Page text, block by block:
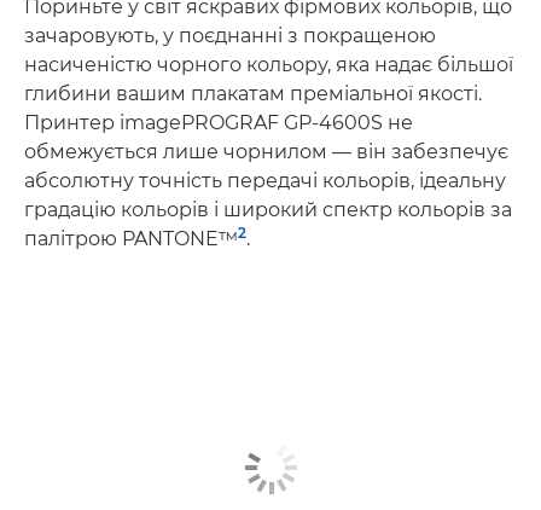
Пориньте у світ яскравих фірмових кольорів, що
зачаровують, у поєднанні з покращеною
насиченістю чорного кольору, яка надає більшої
глибини вашим плакатам преміальної якості.
Принтер imagePROGRAF GP-4600S не
обмежується лише чорнилом — він забезпечує
абсолютну точність передачі кольорів, ідеальну
градацію кольорів і широкий спектр кольорів за
палітрою PANTONE™2.